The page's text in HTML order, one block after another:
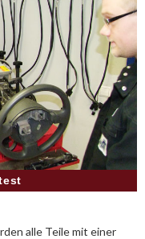
alle Teile mit einer